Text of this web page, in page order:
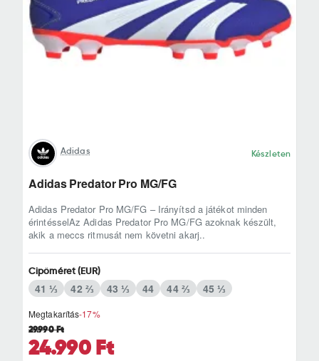
Adidas Készleten
Adidas Predator Pro MG/FG
Adidas Predator Pro MG/FG – Irányítsd a játékot minden
érintésselAz Adidas Predator Pro MG/FG azoknak készült,
akik a meccs ritmusát nem követni akarj..
Megtakarítás-17%
24.990 Ft
29.990 Ft
Cipőméret (EUR)
41 ⅓ 42 ⅔ 43 ⅓ 44 44 ⅔ 45 ⅓